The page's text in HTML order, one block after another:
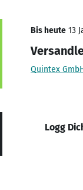
Bis heute 13
Quintex
Logg